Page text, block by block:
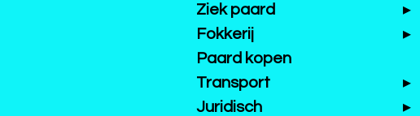
Ziek paard
Fokkerij
Paard kopen
Transport
Juridisch